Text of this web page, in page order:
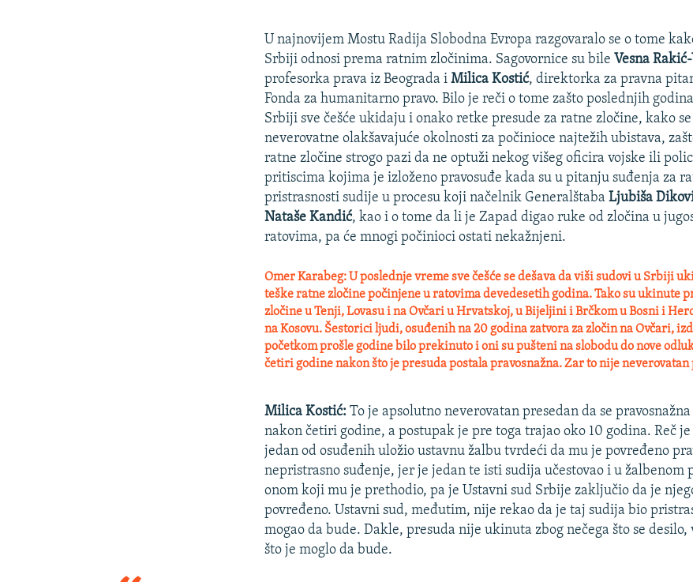
U najnovijem Mostu Radija Slobodna Evropa razgovaralo se o tome
Srbiji odnosi prema ratnim zločinima. Sagovornice su bile Vesna
profesorka prava iz Beograda iMilica Kostić, direktorka za pravna
Fonda za humanitarno pravo. Bilo je reči o tome zašto poslednjih
Srbiji sve češće ukidaju i onako retke presude za ratne zločine, kako
neverovatne olakšavajuće okolnosti za počinioce najtežih ubistava,
ratne zločine strogo pazi da ne optuži nekog višeg oficira vojske ili
pritiscima kojima je izloženo pravosuđe kada su u pitanju suđenja za
pristrasnosti sudije u procesu koji načelnik GeneralštabaLjubiša
Nataše Kandić, kao i o tome da li je Zapad digao ruke od zločina u
ratovima, pa će mnogi počinioci ostati nekažnjeni.
Omer Karabeg: U poslednje vreme sve češće se dešava da viši sudovi u Srbiji
teške ratne zločine počinjene u ratovima devedesetih godina. Tako su ukinute
zločine u Tenji, Lovasu i na Ovčari u Hrvatskoj, u Bijeljini i Brčkom u Bosni i
na Kosovu. Šestorici ljudi, osuđenih na 20 godina zatvora za zločin na Ovčari,
početkom prošle godine bilo prekinuto i oni su pušteni na slobodu do nove
četiri godine nakon što je presuda postala pravosnažna. Zar to nije neverovatan
Milica Kostić: To je apsolutno neverovatan presedan da se
nakon četiri godine, a postupak je pre toga trajao oko 10 godina. Reč je
jedan od osuđenih uložio ustavnu žalbu tvrdeći da mu je povređeno
nepristrasno suđenje, jer je jedan te isti sudija učestovao i u žalbenom
onom koji mu je prethodio, pa je Ustavni sud Srbije zaključio da je
povređeno. Ustavni sud, međutim, nije rekao da je taj sudija bio
mogao da bude. Dakle, presuda nije ukinuta zbog nečega što se desilo,
što je moglo da bude.